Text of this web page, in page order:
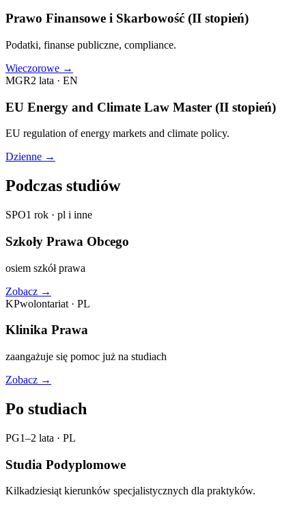
Prawo Finansowe i Skarbowość (II stopień)
Podatki, finanse publiczne, compliance.
Wieczorowe →
MGR2 lata · EN
EU Energy and Climate Law Master (II stopień)
EU regulation of energy markets and climate policy.
Dzienne →
Podczas studiów
SPO1 rok · pl i inne
Szkoły Prawa Obcego
osiem szkół prawa
Zobacz →
KPwolontariat · PL
Klinika Prawa
zaangażuje się pomoc już na studiach
Zobacz →
Po studiach
PG1–2 lata · PL
Studia Podyplomowe
Kilkadziesiąt kierunków specjalistycznych dla praktyków.